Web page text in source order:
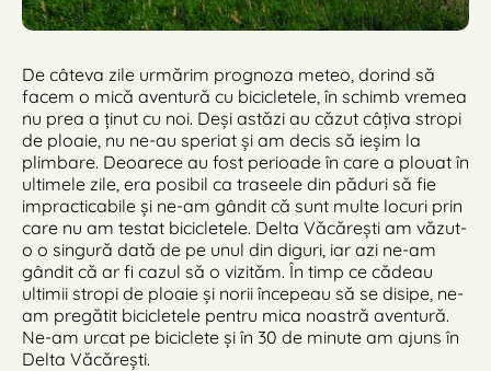
De câteva zile urmărim prognoza meteo, dorind să
facem o mică aventură cu bicicletele, în schimb vremea
nu prea a ținut cu noi. Deși astăzi au căzut câțiva stropi
de ploaie, nu ne-au speriat și am decis să ieșim la
plimbare. Deoarece au fost perioade în care a plouat în
ultimele zile, era posibil ca traseele din păduri să fie
impracticabile și ne-am gândit că sunt multe locuri prin
care nu am testat bicicletele. Delta Văcărești am văzut-
o o singură dată de pe unul din diguri, iar azi ne-am
gândit că ar fi cazul să o vizităm. În timp ce cădeau
ultimii stropi de ploaie și norii începeau să se disipe, ne-
am pregătit bicicletele pentru mica noastră aventură.
Ne-am urcat pe biciclete și în 30 de minute am ajuns în
Delta Văcărești.